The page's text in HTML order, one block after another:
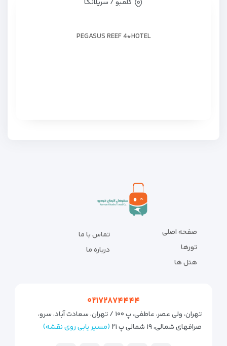
کلمبو / سریلانکا
PEGASUS REEF 4*HOTEL
صفحه اصلی
تورها
هتل ها
تماس با ما
درباره ما
۰۲۱۷۲۸۷۴۴۴۴
تهران، ولی عصر، عاطفی، پ ۱۰۰ / تهران، سعادت آباد، سرو،
صرافهای شمالی، ۱۹ شمالی پ ۲۱
(مسیر یابی روی نقشه)